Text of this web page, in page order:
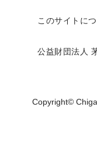
このサイトに
公益財団法人
Copyright©